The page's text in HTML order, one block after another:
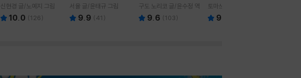
신현경 글/노예지 그림
10.0 (126)
서율 글/윤태규 그림
9.9 (41 )
구도 노리코 글/윤수정 역
9.6 (103)
토마쓰리 글그림
9.8